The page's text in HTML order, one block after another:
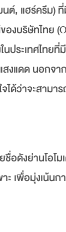
, แฮร์ครีม)
งบริษัทไทย
ระเทศไทยที่
แดด นอกจ
ด้ว่าจะสามา
ดังย่านโอโ
เพื่อมุ่งเน้น